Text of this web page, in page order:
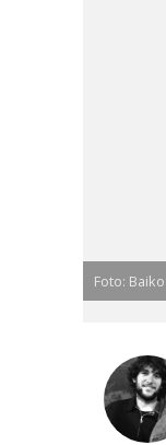
Foto: Baiko